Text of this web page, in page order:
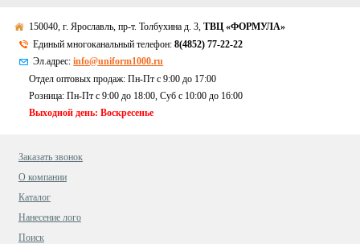
150040, г. Ярославль, пр-т. Толбухина д. 3,ТВЦ «ФОРМУЛА»
Единый многоканальный телефон:8(4852) 77-22-22
Эл.адрес:info@uniform1000.ru
Отдел оптовых продаж: Пн-Пт с 9:00 до 17:00
Розница: Пн-Пт с 9:00 до 18:00, Суб c 10:00 до 16:00
Выходной день: Воскресенье
Заказать звонок
О компании
Каталог
Нанесение лого
Поиск